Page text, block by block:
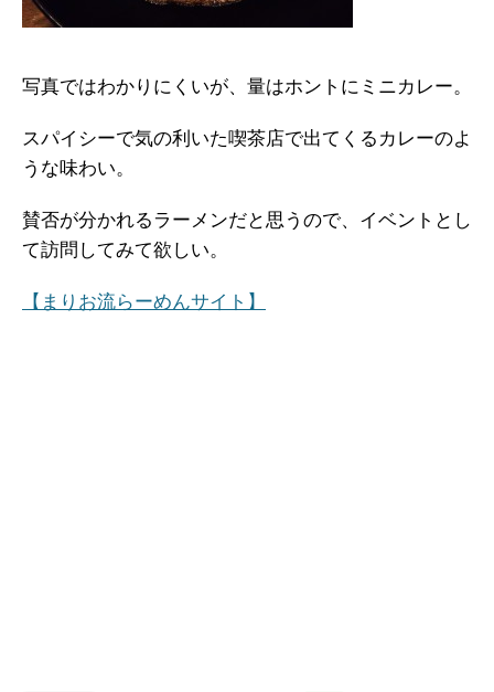
写真ではわかりにくいが、量はホントにミニカレー。
スパイシーで気の利いた喫茶店で出てくるカレーのよ
うな味わい。
賛否が分かれるラーメンだと思うので、イベントとし
て訪問してみて欲しい。
【まりお流らーめんサイト】